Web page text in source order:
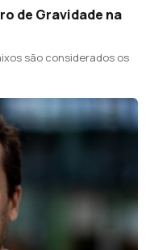
de Gravidade na
são considerados os